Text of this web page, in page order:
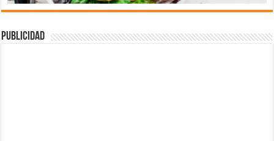
Publicidad